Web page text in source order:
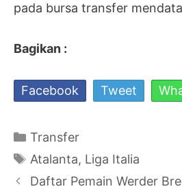
pada bursa transfer
Bagikan :
Facebook Tweet
Kategori
Transfer
Tag
Atalanta, Liga Italia
Navigasi
Daftar Pemain Werder